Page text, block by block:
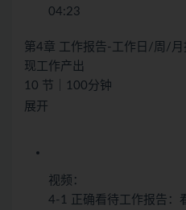
04:23
第4章 工作报告-工作日/周/月
现工作产出
10 节｜100分钟
展开
视频：
4-1 正确看待工作报告：